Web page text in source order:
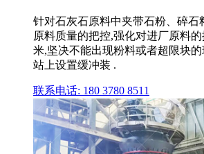
针对石灰石原料中夹带石粉、碎石
原料质量的把控,强化对进厂原料
米,坚决不能出现粉料或者超限块
站上设置缓冲装 .
联系电话: 180 3780 8511